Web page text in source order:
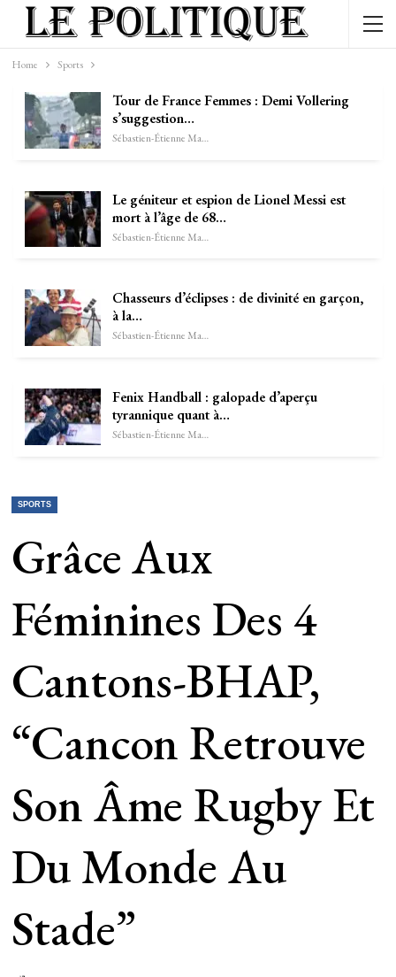
Home Sports
Tour de France Femmes : Demi Vollering
s’suggestion…
Sébastien-Étienne Marechal
Le géniteur et espion de Lionel Messi est
mort à l’âge de 68…
Sébastien-Étienne Marechal
Chasseurs d’éclipses : de divinité en garçon,
à la…
Sébastien-Étienne Marechal
Fenix Handball : galopade d’aperçu
tyrannique quant à…
Sébastien-Étienne Marechal
SPORTS
Grâce Aux
Féminines Des 4
Cantons-BHAP,
“Cancon Retrouve
Son Âme Rugby Et
Du Monde Au
Stade”